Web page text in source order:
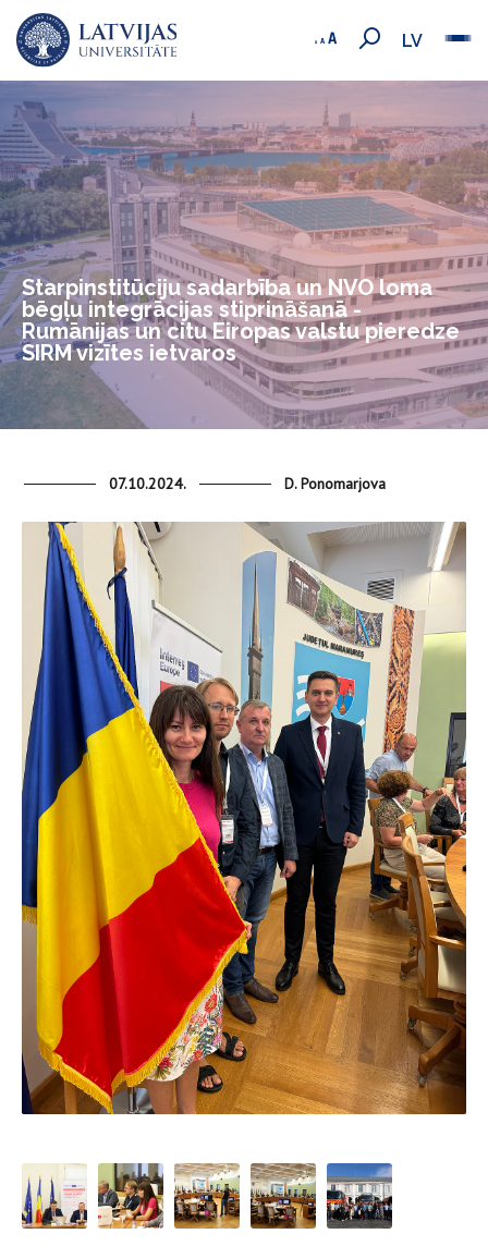
LV
Starpinstitūciju sadarbība un NVO loma
bēgļu integrācijas stiprināšanā -
Rumānijas un citu Eiropas valstu pieredze
SIRM vizītes ietvaros
07.10.2024. D. Ponomarjova